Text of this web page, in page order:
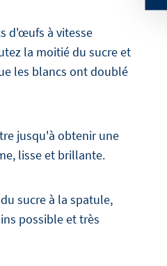
d'œufs à vitesse
la moitié du sucre et
les blancs ont doublé
jusqu'à obtenir une
lisse et brillante.
sucre à la spatule,
possible et très